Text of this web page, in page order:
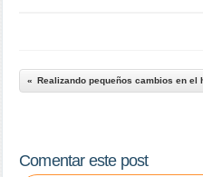
Realizando pequeños cambios en el
Comentar este post